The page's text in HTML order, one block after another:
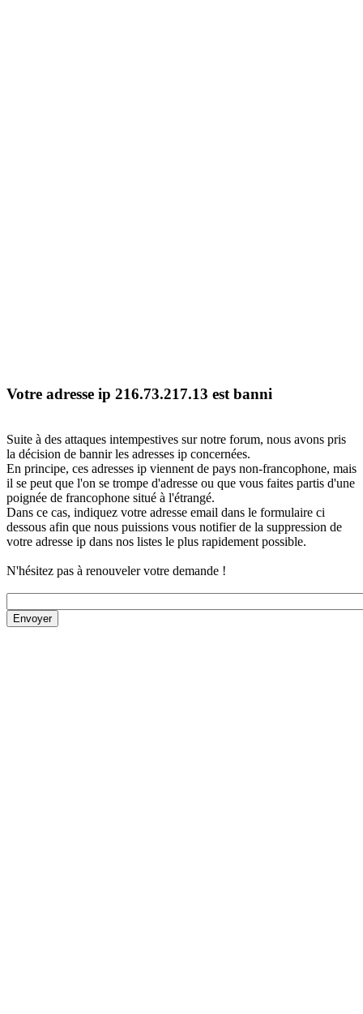
Votre adresse ip 216.73.217.13 est banni
Suite à des attaques intempestives sur notre forum, nous avons pris
la décision de bannir les adresses ip concernées.
En principe, ces adresses ip viennent de pays non-francophone, mais
il se peut que l'on se trompe d'adresse ou que vous faites partis d'une
poignée de francophone situé à l'étrangé.
Dans ce cas, indiquez votre adresse email dans le formulaire ci
dessous afin que nous puissions vous notifier de la suppression de
votre adresse ip dans nos listes le plus rapidement possible.
N'hésitez pas à renouveler votre demande !